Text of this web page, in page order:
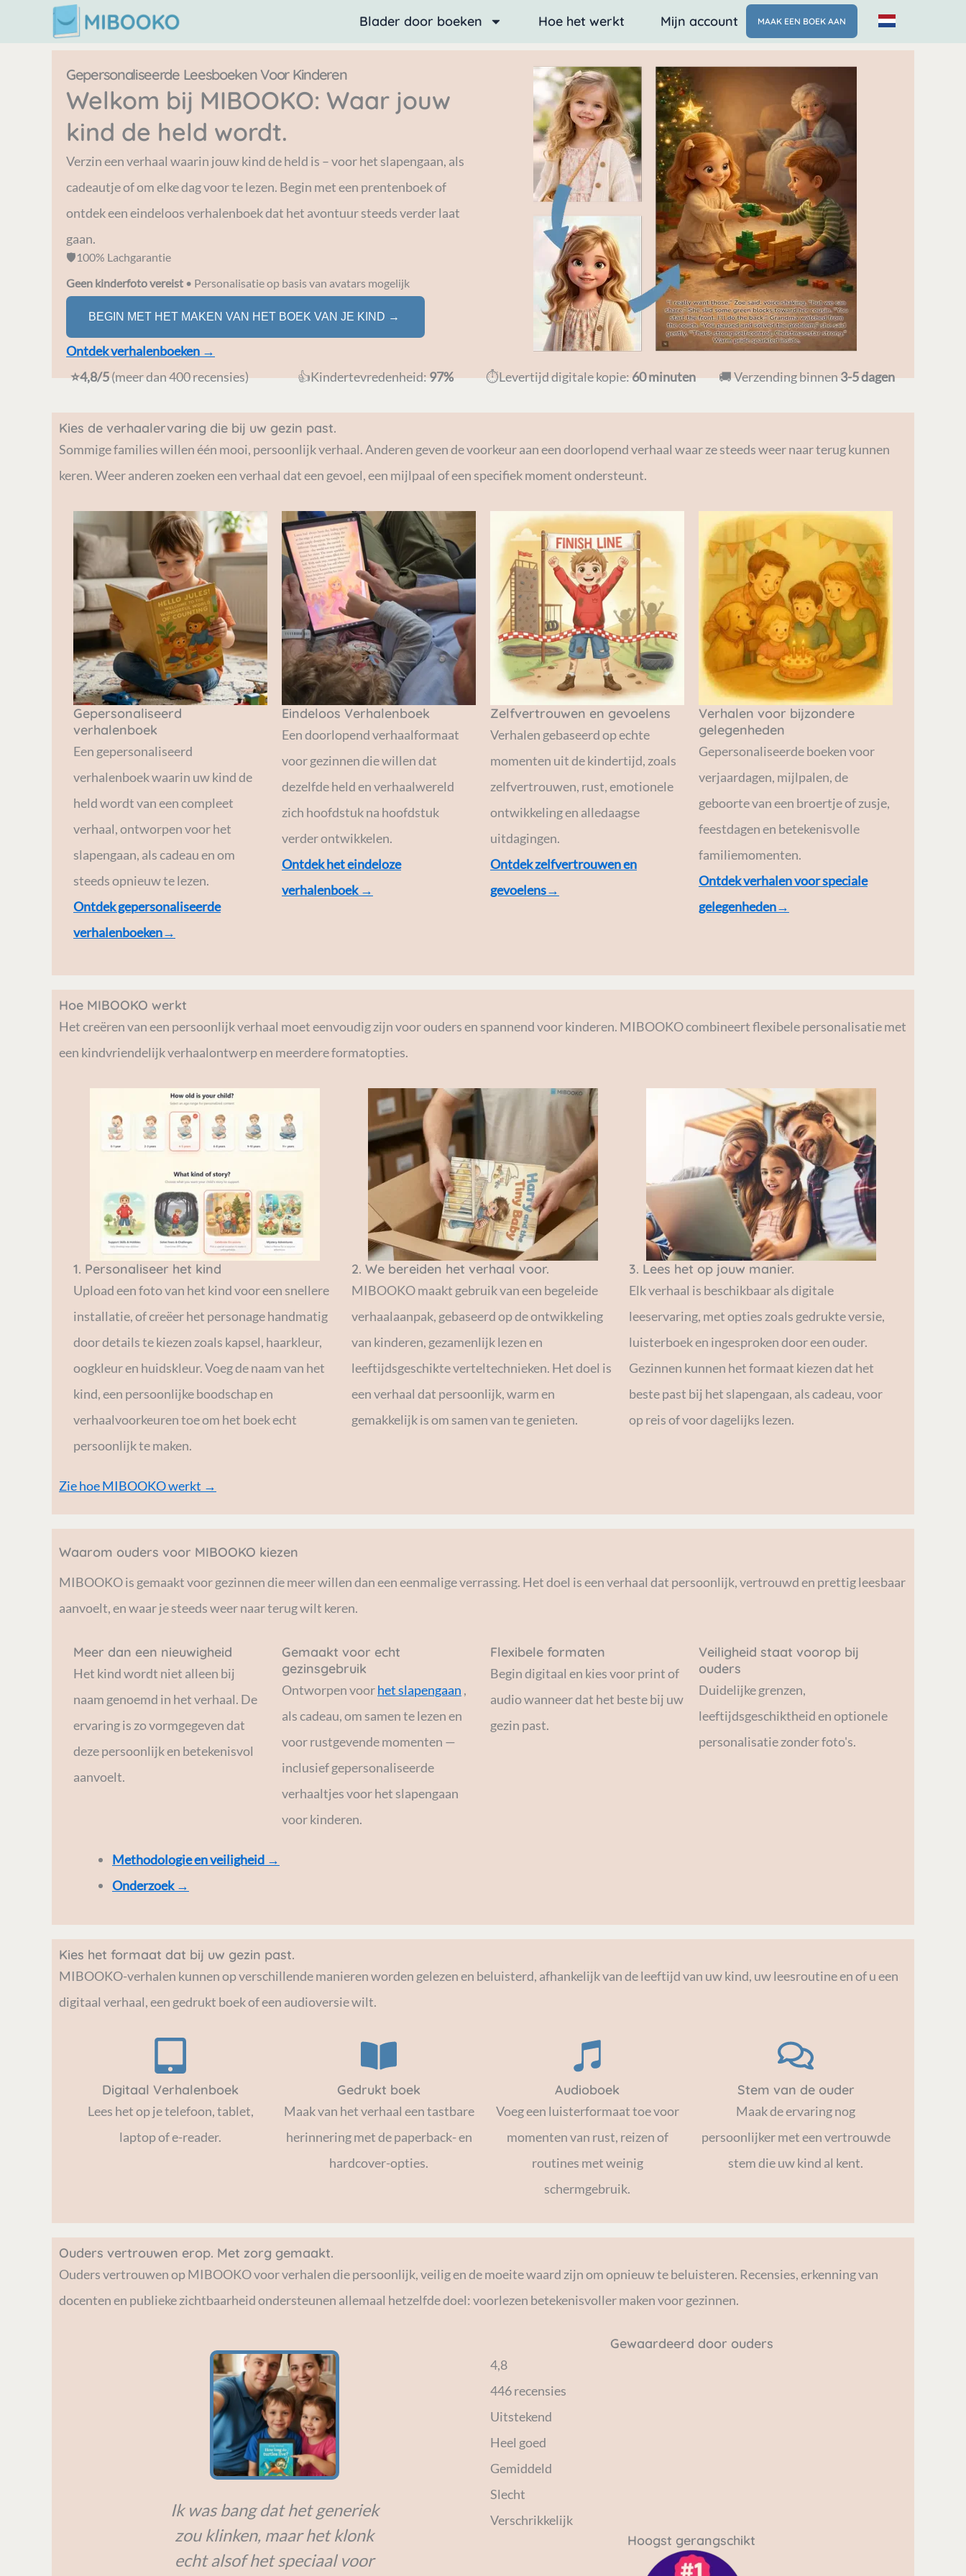
Blader door boeken Hoe het werkt Mijn account MAAK EEN BOEK AAN
Gepersonaliseerde Leesboeken Voor Kinderen
Welkom bij MIBOOKO: Waar jouw
kind de held wordt.
Verzin een verhaal waarin jouw kind de held is – voor het slapengaan, als
cadeautje of om elke dag voor te lezen. Begin met een prentenboek of
ontdek een eindeloos verhalenboek dat het avontuur steeds verder laat
gaan.
🛡️100% Lachgarantie
Geen kinderfoto vereist • Personalisatie op basis van avatars mogelijk
BEGIN MET HET MAKEN VAN HET BOEK VAN JE KIND →
Ontdek verhalenboeken →
⭐4,8/5(meer dan 400 recensies) 👍Kindertevredenheid:97% ⏱️Levertijd digitale kopie:60 minuten 🚚 Verzending binnen3-5 dagen
Kies de verhaalervaring die bij uw gezin past.
Sommige families willen één mooi, persoonlijk verhaal. Anderen geven de voorkeur aan een doorlopend verhaal waar ze steeds weer naar terug kunnen
keren. Weer anderen zoeken een verhaal dat een gevoel, een mijlpaal of een specifiek moment ondersteunt.
Gepersonaliseerd
verhalenboek
Een gepersonaliseerd
verhalenboek waarin uw kind de
held wordt van een compleet
verhaal, ontworpen voor het
slapengaan, als cadeau en om
steeds opnieuw te lezen.
Ontdek gepersonaliseerde
verhalenboeken→
Eindeloos Verhalenboek
Een doorlopend verhaalformaat
voor gezinnen die willen dat
dezelfde held en verhaalwereld
zich hoofdstuk na hoofdstuk
verder ontwikkelen.
Ontdek het eindeloze
verhalenboek →
Zelfvertrouwen en gevoelens
Verhalen gebaseerd op echte
momenten uit de kindertijd, zoals
zelfvertrouwen, rust, emotionele
ontwikkeling en alledaagse
uitdagingen.
Ontdek zelfvertrouwen en
gevoelens→
Verhalen voor bijzondere
gelegenheden
Gepersonaliseerde boeken voor
verjaardagen, mijlpalen, de
geboorte van een broertje of zusje,
feestdagen en betekenisvolle
familiemomenten.
Ontdek verhalen voor speciale
gelegenheden→
Hoe MIBOOKO werkt
Het creëren van een persoonlijk verhaal moet eenvoudig zijn voor ouders en spannend voor kinderen. MIBOOKO combineert flexibele personalisatie met
een kindvriendelijk verhaalontwerp en meerdere formatopties.
1. Personaliseer het kind
Upload een foto van het kind voor een snellere
installatie, of creëer het personage handmatig
door details te kiezen zoals kapsel, haarkleur,
oogkleur en huidskleur. Voeg de naam van het
kind, een persoonlijke boodschap en
verhaalvoorkeuren toe om het boek echt
persoonlijk te maken.
2. We bereiden het verhaal voor.
MIBOOKO maakt gebruik van een begeleide
verhaalaanpak, gebaseerd op de ontwikkeling
van kinderen, gezamenlijk lezen en
leeftijdsgeschikte verteltechnieken. Het doel is
een verhaal dat persoonlijk, warm en
gemakkelijk is om samen van te genieten.
3. Lees het op jouw manier.
Elk verhaal is beschikbaar als digitale
leeservaring, met opties zoals gedrukte versie,
luisterboek en ingesproken door een ouder.
Gezinnen kunnen het formaat kiezen dat het
beste past bij het slapengaan, als cadeau, voor
op reis of voor dagelijks lezen.
Zie hoe MIBOOKO werkt →
Waarom ouders voor MIBOOKO kiezen
MIBOOKO is gemaakt voor gezinnen die meer willen dan een eenmalige verrassing. Het doel is een verhaal dat persoonlijk, vertrouwd en prettig leesbaar
aanvoelt, en waar je steeds weer naar terug wilt keren.
Meer dan een nieuwigheid
Het kind wordt niet alleen bij
naam genoemd in het verhaal. De
ervaring is zo vormgegeven dat
deze persoonlijk en betekenisvol
aanvoelt.
Gemaakt voor echt
gezinsgebruik
Ontworpen voorhet slapengaan ,
als cadeau, om samen te lezen en
voor rustgevende momenten —
inclusief gepersonaliseerde
verhaaltjes voor het slapengaan
voor kinderen.
Flexibele formaten
Begin digitaal en kies voor print of
audio wanneer dat het beste bij uw
gezin past.
Veiligheid staat voorop bij
ouders
Duidelijke grenzen,
leeftijdsgeschiktheid en optionele
personalisatie zonder foto's.
Methodologie en veiligheid →
Onderzoek→
Kies het formaat dat bij uw gezin past.
MIBOOKO-verhalen kunnen op verschillende manieren worden gelezen en beluisterd, afhankelijk van de leeftijd van uw kind, uw leesroutine en of u een
digitaal verhaal, een gedrukt boek of een audioversie wilt.
Digitaal Verhalenboek
Lees het op je telefoon, tablet,
laptop of e-reader.
Gedrukt boek
Maak van het verhaal een tastbare
herinnering met de paperback- en
hardcover-opties.
Audioboek
Voeg een luisterformaat toe voor
momenten van rust, reizen of
routines met weinig
schermgebruik.
Stem van de ouder
Maak de ervaring nog
persoonlijker met een vertrouwde
stem die uw kind al kent.
Ouders vertrouwen erop. Met zorg gemaakt.
Ouders vertrouwen op MIBOOKO voor verhalen die persoonlijk, veilig en de moeite waard zijn om opnieuw te beluisteren. Recensies, erkenning van
docenten en publieke zichtbaarheid ondersteunen allemaal hetzelfde doel: voorlezen betekenisvoller maken voor gezinnen.
Ik was bang dat het generiek
zou klinken, maar het klonk
echt alsof het speciaal voor
Olivia
was het gevoel dat het opriep.
Mijn dochter luisterde niet
Gewaardeerd door ouders
4,8
446 recensies
Uitstekend
Heel goed
Gemiddeld
Slecht
Verschrikkelijk
Hoogst gerangschikt